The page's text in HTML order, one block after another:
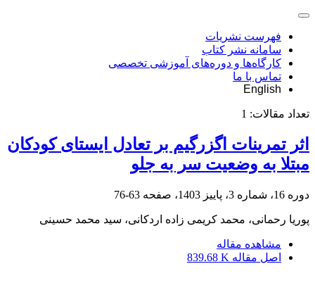
فهرست نشریات
سامانه نشر کتاب
کارگاه‌ها و دوره‌های آموزشی تخصصی
تماس با ما
English
تعداد مقالات: 1
اثر تمرینات اگزرگیم بر تعادل ایستای کودکان
مبتلا به وضعیت سر به جلو
دوره 16، شماره 3، پاییز 1403، صفحه 63-76
پوریا رحمانی، محمد کریمی زاده اردکانی، سید محمد حسینی
مشاهده مقاله
اصل مقاله 839.68 K